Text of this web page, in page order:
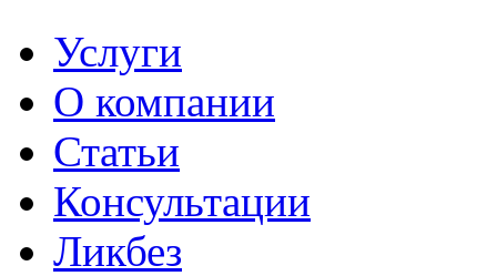
Услуги
О компании
Статьи
Консультации
Ликбез